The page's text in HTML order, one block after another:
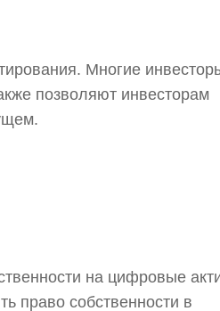
Многие
позволяют инвесторам
на цифровые
право собственности в